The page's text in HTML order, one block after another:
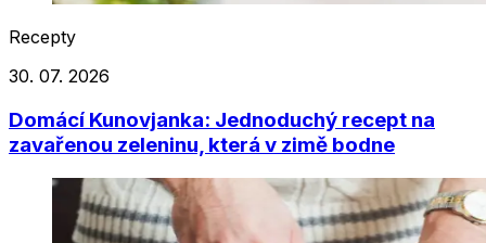
Recepty
30. 07. 2026
Domácí Kunovjanka: Jednoduchý recept na
zavařenou zeleninu, která v zimě bodne